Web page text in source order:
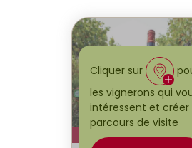
Cliquer sur
les vignerons qui
intéressent et créer
parcours de visite
1 Médaille